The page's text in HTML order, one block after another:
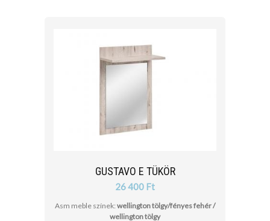
GUSTAVO E TÜKÖR
26 400 Ft
Asm meble színek: wellington tölgy/fényes fehér /
wellington tölgy